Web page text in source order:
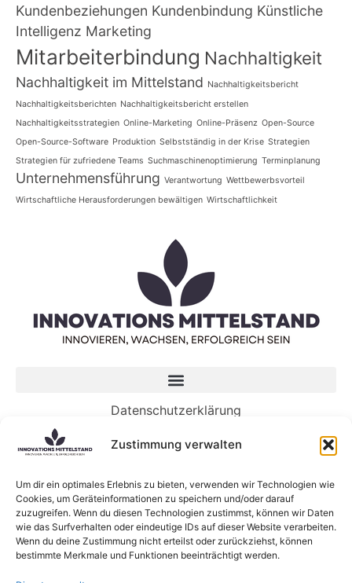
Zustimmung verwalten
Um dir ein optimales Erlebnis zu bieten, verwenden wir Technologien wie
Cookies, um Geräteinformationen zu speichern und/oder darauf
zuzugreifen. Wenn du diesen Technologien zustimmst, können wir Daten
wie das Surfverhalten oder eindeutige IDs auf dieser Website verarbeiten.
Wenn du deine Zustimmung nicht erteilst oder zurückziehst, können
bestimmte Merkmale und Funktionen beeinträchtigt werden.
Kundenbeziehungen Kundenbindung Künstliche
Intelligenz Marketing
Mitarbeiterbindung Nachhaltigkeit
Nachhaltigkeit im Mittelstand Nachhaltigkeitsbericht
Nachhaltigkeitsberichten Nachhaltigkeitsbericht erstellen
Nachhaltigkeitsstrategien Online-Marketing Online-Präsenz Open-Source
Open-Source-Software Produktion Selbstständig in der Krise Strategien
Strategien für zufriedene Teams Suchmaschinenoptimierung Terminplanung
Unternehmensführung Verantwortung Wettbewerbsvorteil
Wirtschaftliche Herausforderungen bewältigen Wirtschaftlichkeit
Datenschutzerklärung
5 Wege, wie Genossenschaften die Zukunft von
KI gestalten können
KI-Sprachmodelle: Was sind eigentlich Large
Language Models?